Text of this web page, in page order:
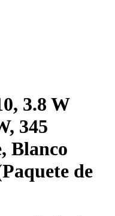
3.8 W
345
Blanco
de